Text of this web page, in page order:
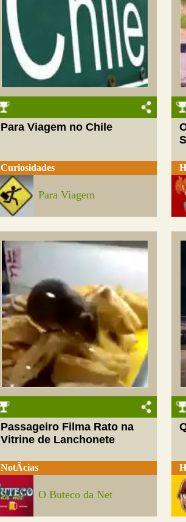
Para Viagem no Chile
Curiosidades
Para Viagem
Passageiro Filma Rato na
Vitrine de Lanchonete
NotÃ­cias
O Buteco da Net